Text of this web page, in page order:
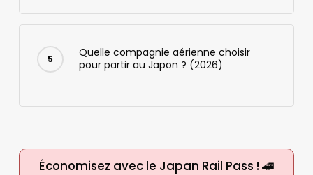
Quelle compagnie aérienne choisir
pour partir au Japon ? (2026)
Économisez avec le Japan Rail Pass ! 🚄